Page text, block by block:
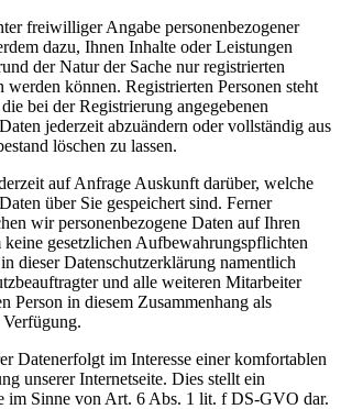
freiwilliger Angabe personenbezogener
dazu, Ihnen Inhalte oder Leistungen
der Natur der Sache nur registrierten
werden können. Registrierten Personen steht
bei der Registrierung angegebenen
jederzeit abzuändern oder vollständig aus
löschen zu lassen.
auf Anfrage Auskunft darüber, welche
über Sie gespeichert sind. Ferner
wir personenbezogene Daten auf Ihren
gesetzlichen Aufbewahrungspflichten
dieser Datenschutzerklärung namentlich
und alle weiteren Mitarbeiter
Person in diesem Zusammenhang als
Datenerfolgt im Interesse einer komfortablen
unserer Internetseite. Dies stellt ein
im Sinne von Art. 6 Abs. 1 lit. f DS-GVO dar.